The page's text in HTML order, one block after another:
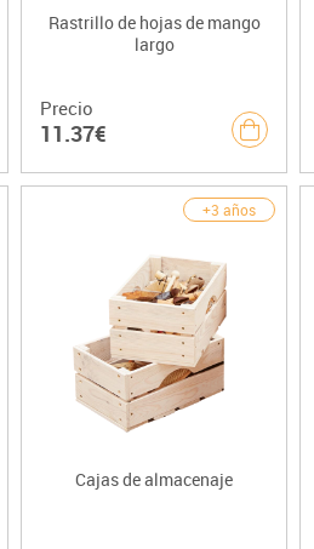
Rastrillo de hojas de mango
largo
Precio
11.37€
+3 años
Cajas de almacenaje